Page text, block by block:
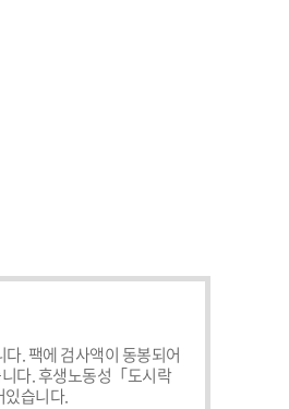
. 팩에 검사액이 동봉되어
다. 후생노동성「도시락
있습니다.